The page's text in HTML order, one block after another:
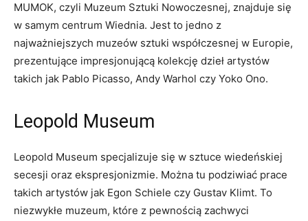
MUMOK, czyli Muzeum Sztuki Nowoczesnej, znajduje się ​
w samym ⁢centrum Wiednia. Jest ⁤to jedno z
najważniejszych muzeów sztuki współczesnej w Europie,
prezentujące impresjonującą kolekcję dzieł artystów
takich jak Pablo⁢ Picasso, Andy Warhol‌ czy⁢ Yoko Ono.
Leopold Museum
Leopold Museum specjalizuje się w sztuce wiedeńskiej
secesji oraz⁣ ekspresjonizmie. Można tu podziwiać prace
takich⁣ artystów jak ‌Egon Schiele ​czy Gustav Klimt. To
niezwykłe muzeum, które⁢ z pewnością zachwyci